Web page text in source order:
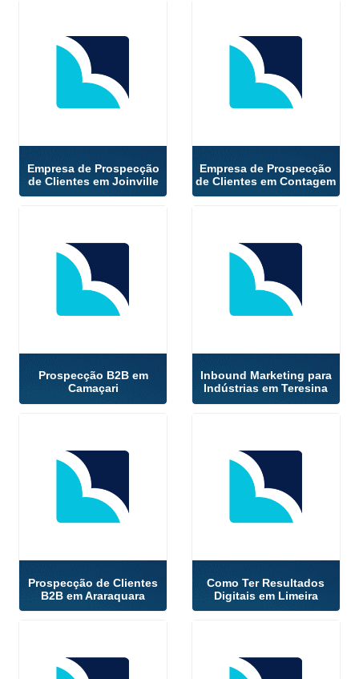
Empresa de Prospecção
de Clientes em Joinville
Empresa de Prospecção
de Clientes em Contagem
Prospecção B2B em
Camaçari
Inbound Marketing para
Indústrias em Teresina
Prospecção de Clientes
B2B em Araraquara
Como Ter Resultados
Digitais em Limeira